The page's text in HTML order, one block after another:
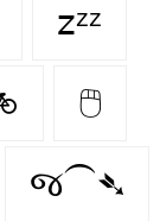
𝗓ᶻᶻ
🖱
જ⁀➴